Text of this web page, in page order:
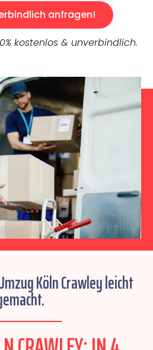
anfragen!
kostenlos & unverbindlich.
Köln Crawley leicht